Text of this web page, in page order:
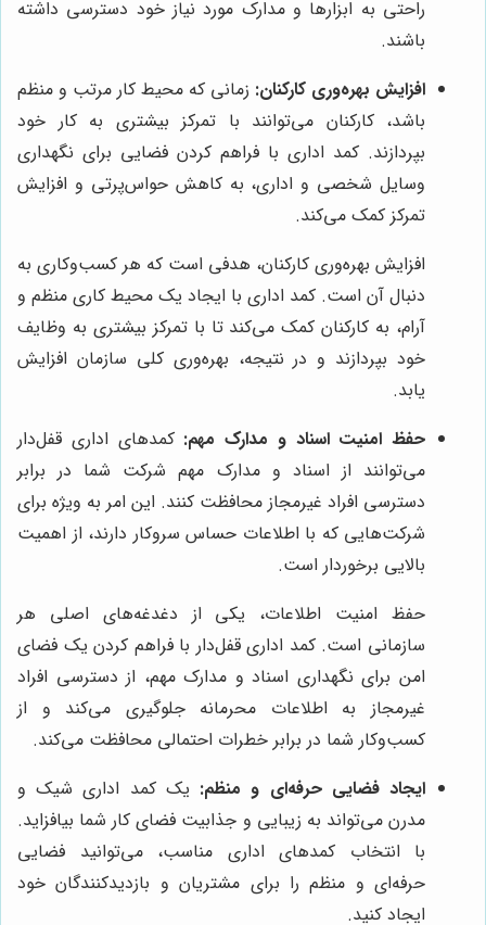
راحتی به ابزارها و مدارک مورد نیاز خود دسترسی داشته
باشند.
افزایش بهره‌وری کارکنان: زمانی که محیط کار مرتب و منظم
باشد، کارکنان می‌توانند با تمرکز بیشتری به کار خود
بپردازند. کمد اداری با فراهم کردن فضایی برای نگهداری
وسایل شخصی و اداری، به کاهش حواس‌پرتی و افزایش
تمرکز کمک می‌کند.
افزایش بهره‌وری کارکنان، هدفی است که هر کسب‌وکاری به
دنبال آن است. کمد اداری با ایجاد یک محیط کاری منظم و
آرام، به کارکنان کمک می‌کند تا با تمرکز بیشتری به وظایف
خود بپردازند و در نتیجه، بهره‌وری کلی سازمان افزایش
یابد.
حفظ امنیت اسناد و مدارک مهم: کمدهای اداری قفل‌دار
می‌توانند از اسناد و مدارک مهم شرکت شما در برابر
دسترسی افراد غیرمجاز محافظت کنند. این امر به ویژه برای
شرکت‌هایی که با اطلاعات حساس سروکار دارند، از اهمیت
بالایی برخوردار است.
حفظ امنیت اطلاعات، یکی از دغدغه‌های اصلی هر
سازمانی است. کمد اداری قفل‌دار با فراهم کردن یک فضای
امن برای نگهداری اسناد و مدارک مهم، از دسترسی افراد
غیرمجاز به اطلاعات محرمانه جلوگیری می‌کند و از
کسب‌وکار شما در برابر خطرات احتمالی محافظت می‌کند.
ایجاد فضایی حرفه‌ای و منظم: یک کمد اداری شیک و
مدرن می‌تواند به زیبایی و جذابیت فضای کار شما بیافزاید.
با انتخاب کمدهای اداری مناسب، می‌توانید فضایی
حرفه‌ای و منظم را برای مشتریان و بازدیدکنندگان خود
ایجاد کنید.